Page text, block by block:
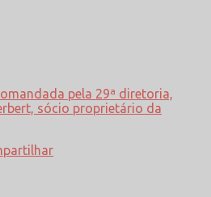
pela 29ª diretoria,
sócio proprietário da